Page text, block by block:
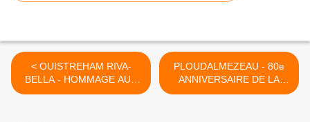
< OUISTREHAM RIVA-
BELLA - HOMMAGE AUX
MARINS PERIS EN MER
PLOUDALMEZEAU - 80e
ANNIVERSAIRE DE LA
LIBERATION >